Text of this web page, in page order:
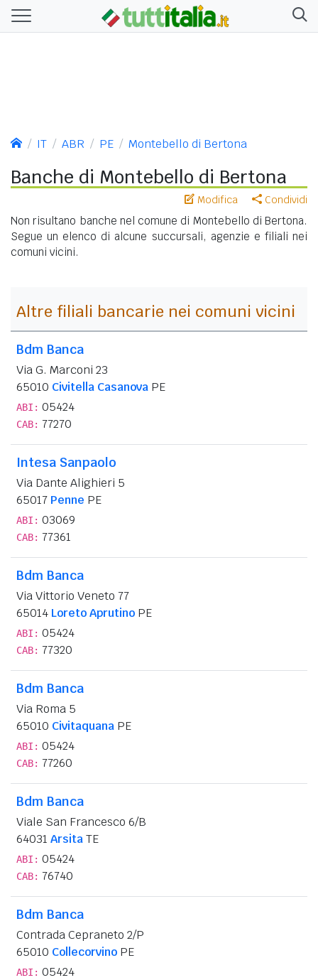
IT ABR PE Montebello di Bertona
Banche di Montebello di Bertona
Modifica Condividi
Non risultano banche nel comune di Montebello di Bertona.
Segue un elenco di alcune succursali, agenzie e filiali nei
comuni vicini.
Altre filiali bancarie nei comuni vicini
Bdm Banca
Via G. Marconi 23
65010 Civitella Casanova PE
ABI: 05424
CAB: 77270
Intesa Sanpaolo
Via Dante Alighieri 5
65017 Penne PE
ABI: 03069
CAB: 77361
Bdm Banca
Via Vittorio Veneto 77
65014 Loreto Aprutino PE
ABI: 05424
CAB: 77320
Bdm Banca
Via Roma 5
65010 Civitaquana PE
ABI: 05424
CAB: 77260
Bdm Banca
Viale San Francesco 6/B
64031 ArsitaTE
ABI: 05424
CAB: 76740
Bdm Banca
Contrada Cepraneto 2/P
65010 Collecorvino PE
ABI: 05424